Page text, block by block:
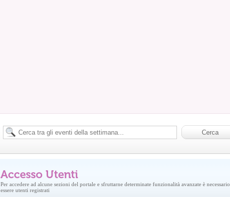
Accesso Utenti
Per accedere ad alcune sezioni del portale e sfruttarne determinate funzionalità avanzate è necessario
essere utenti registrati